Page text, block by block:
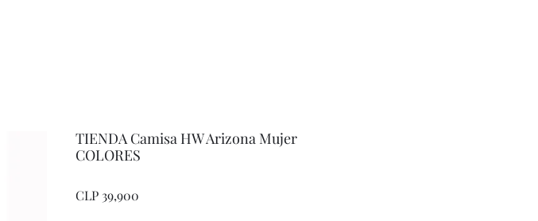
TIENDA Camisa HW Arizona Mujer
COLORES
CLP 39,900